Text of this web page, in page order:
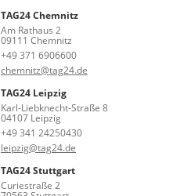
TAG24 Chemnitz
Am Rathaus 2
09111 Chemnitz
+49 371 6906600
chemnitz@tag24.de
TAG24 Leipzig
Karl-Liebknecht-Straße 8
04107 Leipzig
+49 341 24250430
leipzig@tag24.de
TAG24 Stuttgart
Curiestraße 2